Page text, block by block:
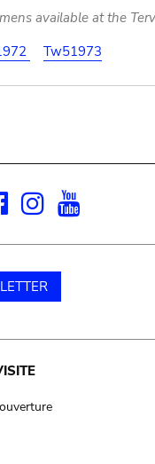
available at the
Tw51973
Facebook
Instagram